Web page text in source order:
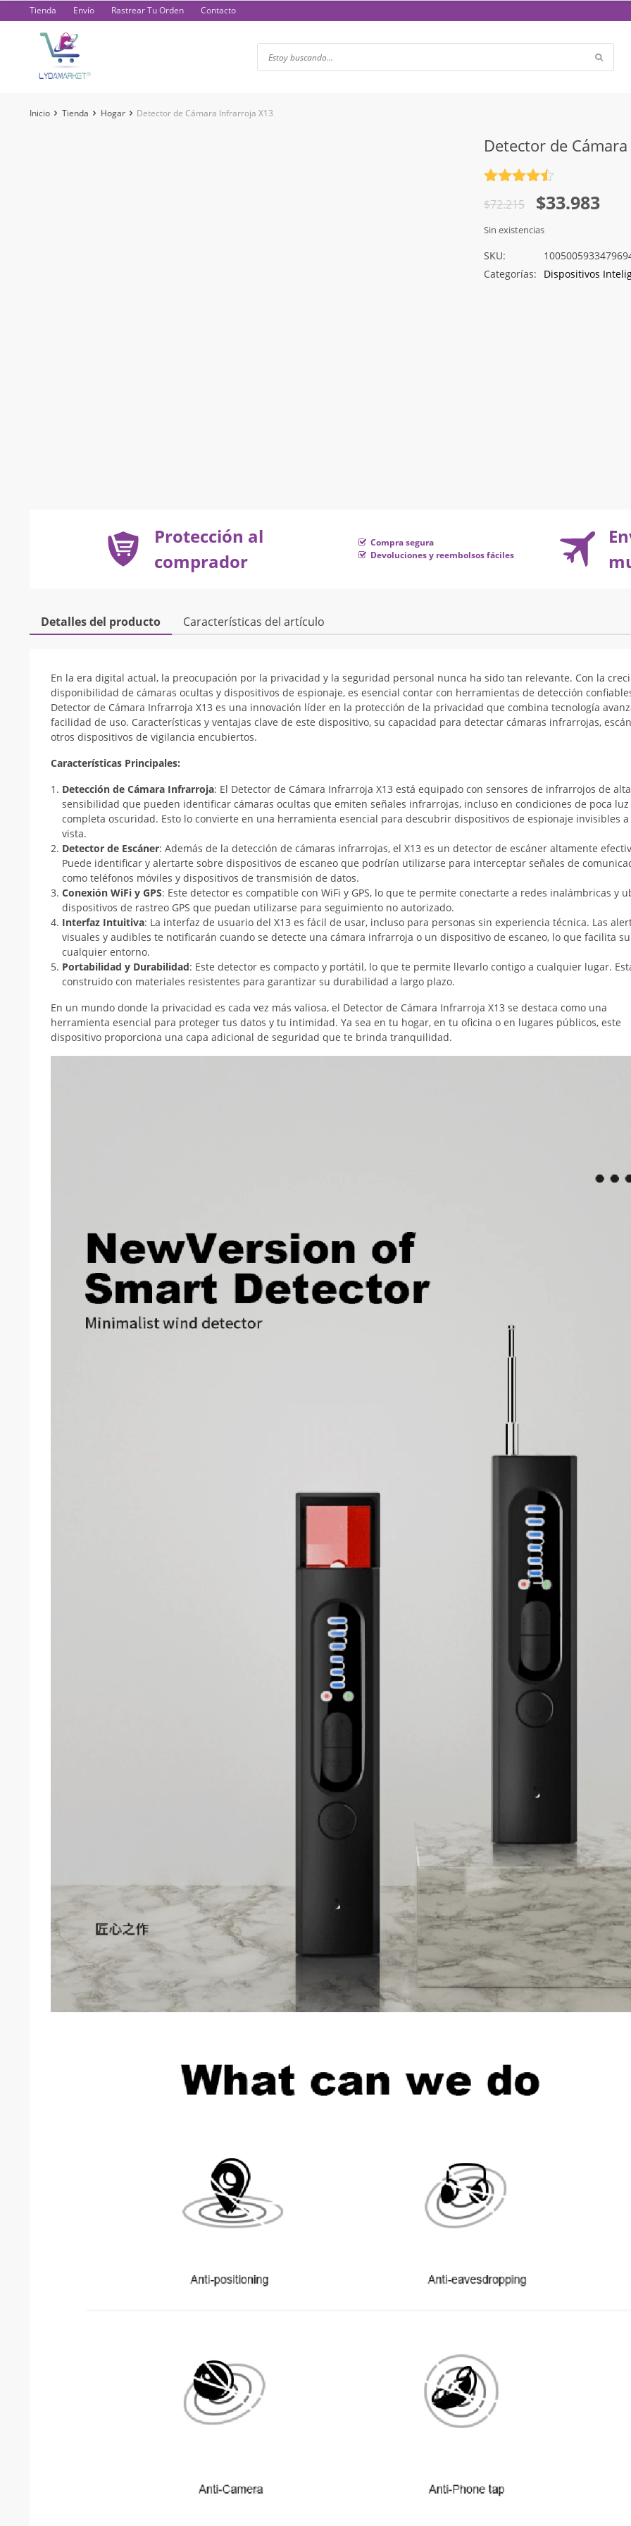
al
contenido
Tienda Envío Rastrear Tu Orden Contacto
Inicio Tienda Hogar Detector de Cámara Infrarroja X13
Detector de
con4.5
$72.215
El
precio
era:
$72.215.
$33.983
El
precio
es:
$33.983.
Sin existencias
SKU:
Categorías:
Dispositivos
Protección al
comprador
Compra segura
Devoluciones y reembolsos fáciles
Detalles del producto Características del artículo
En la era digital actual, la preocupación por la privacidad y la seguridad personal nunca ha sido tan relevante. Con la
disponibilidad de cámaras ocultas y dispositivos de espionaje, es esencial contar con herramientas de detección
Detector de Cámara Infrarroja X13 es una innovación líder en la protección de la privacidad que combina tecnología
facilidad de uso. Características y ventajas clave de este dispositivo, su capacidad para detectar cámaras infrarrojas,
otros dispositivos de vigilancia encubiertos.
Características Principales:
Detección de Cámara Infrarroja: El Detector de Cámara Infrarroja X13 está equipado con sensores de infrarrojos de alta
sensibilidad que pueden identificar cámaras ocultas que emiten señales infrarrojas, incluso en condiciones de poca luz
completa oscuridad. Esto lo convierte en una herramienta esencial para descubrir dispositivos de espionaje invisibles
vista.
Detector de Escáner: Además de la detección de cámaras infrarrojas, el X13 es un detector de escáner altamente
Puede identificar y alertarte sobre dispositivos de escaneo que podrían utilizarse para interceptar señales de
como teléfonos móviles y dispositivos de transmisión de datos.
Conexión WiFi y GPS: Este detector es compatible con WiFi y GPS, lo que te permite conectarte a redes inalámbricas y
dispositivos de rastreo GPS que puedan utilizarse para seguimiento no autorizado.
Interfaz Intuitiva: La interfaz de usuario del X13 es fácil de usar, incluso para personas sin experiencia técnica. Las
visuales y audibles te notificarán cuando se detecte una cámara infrarroja o un dispositivo de escaneo, lo que facilita
cualquier entorno.
Portabilidad y Durabilidad: Este detector es compacto y portátil, lo que te permite llevarlo contigo a cualquier lugar.
construido con materiales resistentes para garantizar su durabilidad a largo plazo.
En un mundo donde la privacidad es cada vez más valiosa, el Detector de Cámara Infrarroja X13 se destaca como una
herramienta esencial para proteger tus datos y tu intimidad. Ya sea en tu hogar, en tu oficina o en lugares públicos, este
dispositivo proporciona una capa adicional de seguridad que te brinda tranquilidad.